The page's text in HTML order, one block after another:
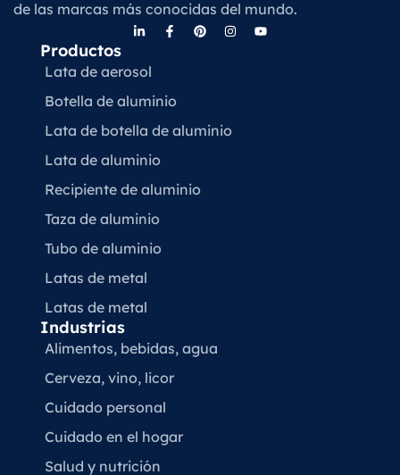
de las marcas más conocidas del mundo.
Productos
Lata de aerosol
Botella de aluminio
Lata de botella de aluminio
Lata de aluminio
Recipiente de aluminio
Taza de aluminio
Tubo de aluminio
Latas de metal
Latas de metal
Industrias
Alimentos, bebidas, agua
Cerveza, vino, licor
Cuidado personal
Cuidado en el hogar
Salud y nutrición